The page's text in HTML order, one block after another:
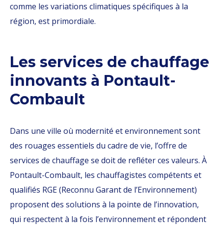
comme les variations climatiques spécifiques à la
région, est primordiale.
Les services de chauffage
innovants à Pontault-
Combault
Dans une ville où modernité et environnement sont
des rouages essentiels du cadre de vie, l’offre de
services de chauffage se doit de refléter ces valeurs. À
Pontault-Combault, les chauffagistes compétents et
qualifiés RGE (Reconnu Garant de l’Environnement)
proposent des solutions à la pointe de l’innovation,
qui respectent à la fois l’environnement et répondent